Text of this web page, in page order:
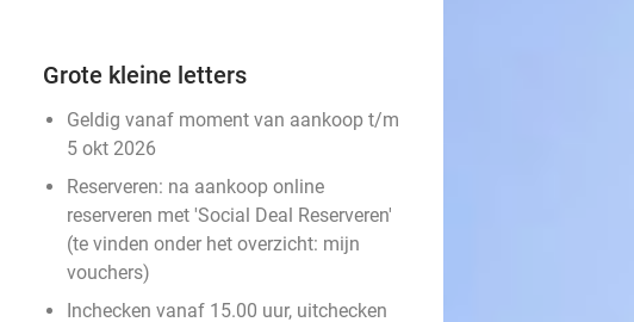
Grote kleine letters
Geldig vanaf moment van aankoop t/m
5 okt 2026
Reserveren: na aankoop online
reserveren met 'Social Deal Reserveren'
(te vinden onder het overzicht: mijn
vouchers)
Inchecken vanaf 15.00 uur, uitchecken